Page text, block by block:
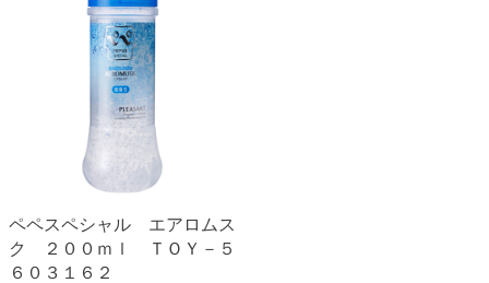
ペペスペシャル エアロムス
ク ２００ｍｌ ＴＯＹ－５
６０３１６２